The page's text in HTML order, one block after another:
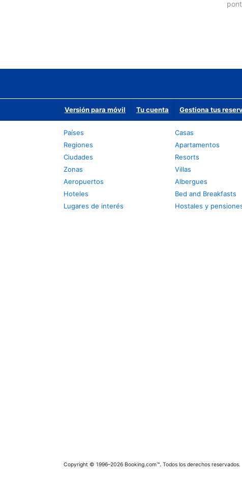
Versión para móvil Tu cuenta Gestiona tus
Países
Regiones
Ciudades
Zonas
Aeropuertos
Hoteles
Lugares de interés
Casas
Apartamentos
Resorts
Villas
Albergues
Bed and Breakfasts
Hostales y
Copyright © 1996–2026 Booking.com™. Todos los derechos reservados.